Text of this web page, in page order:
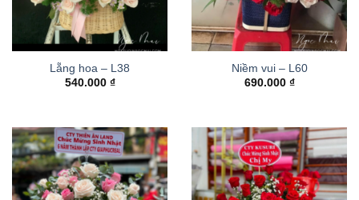
Lẵng hoa – L38
540.000 ₫
Niềm vui – L60
690.000 ₫